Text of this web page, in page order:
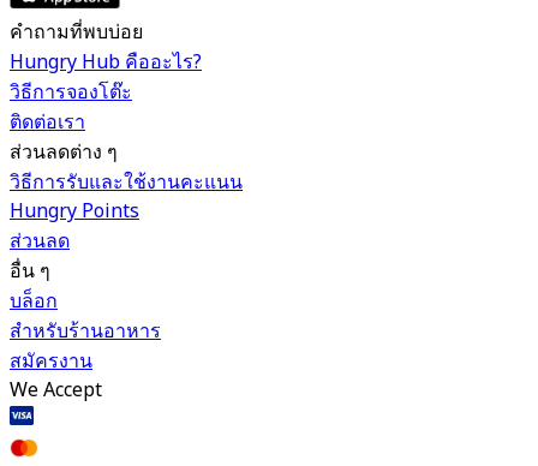
คำถามที่พบบ่อย
Hungry Hub คืออะไร?
วิธีการจองโต๊ะ
ติดต่อเรา
ส่วนลดต่าง ๆ
วิธีการรับและใช้งานคะแนน
Hungry Points
ส่วนลด
อื่น ๆ
บล็อก
สำหรับร้านอาหาร
สมัครงาน
We Accept